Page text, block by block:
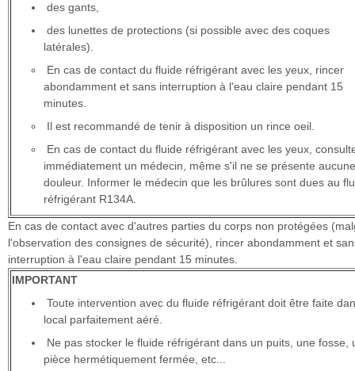
des gants,
des lunettes de protections (si possible avec des coques
latérales).
En cas de contact du fluide réfrigérant avec les yeux, rincer
abondamment et sans interruption à l'eau claire pendant 15
minutes.
Il est recommandé de tenir à disposition un rince oeil.
En cas de contact du fluide réfrigérant avec les yeux,
immédiatement un médecin, même s'il ne se présente aucune
douleur. Informer le médecin que les brûlures sont dues au
réfrigérant R134A.
En cas de contact avec d'autres parties du corps non protégées
l'observation des consignes de sécurité), rincer abondamment et
interruption à l'eau claire pendant 15 minutes.
IMPORTANT
Toute intervention avec du fluide réfrigérant doit être faite
local parfaitement aéré.
Ne pas stocker le fluide réfrigérant dans un puits, une fosse,
pièce hermétiquement fermée, etc...